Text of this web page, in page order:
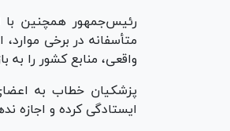
رئیس‌جمهور همچنین با
متأسفانه در برخی
واقعی، منابع کشور را به
پزشکیان خطاب به
ایستادگی کرده و اجازه